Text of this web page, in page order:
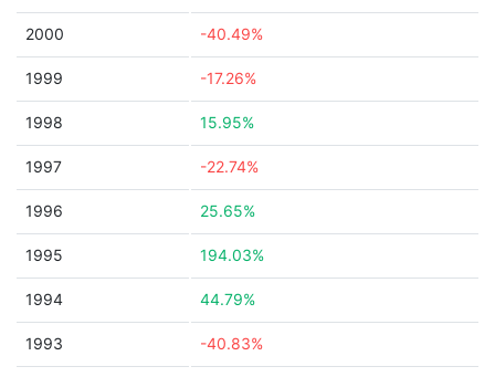
2000 -40.49%
1999 -17.26%
1998 15.95%
1997 -22.74%
1996 25.65%
1995 194.03%
1994 44.79%
1993 -40.83%